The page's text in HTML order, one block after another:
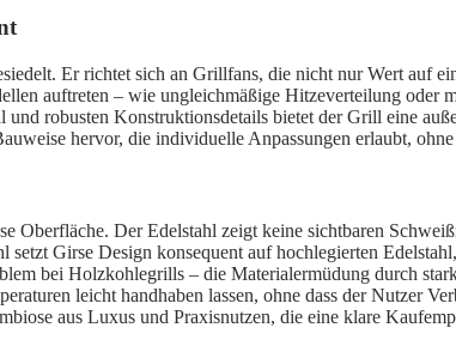
Er richtet sich an Grillfans, die nicht nur Wert auf
auftreten – wie ungleichmäßige Hitzeverteilung oder
robusten Konstruktionsdetails bietet der Grill eine
hervor, die individuelle Anpassungen erlaubt,
Der Edelstahl zeigt keine sichtbaren
Girse Design konsequent auf hochlegierten
bei Holzkohlegrills – die Materialermüdung durch
leicht handhaben lassen, ohne dass der Nutzer
aus Luxus und Praxisnutzen, die eine klare